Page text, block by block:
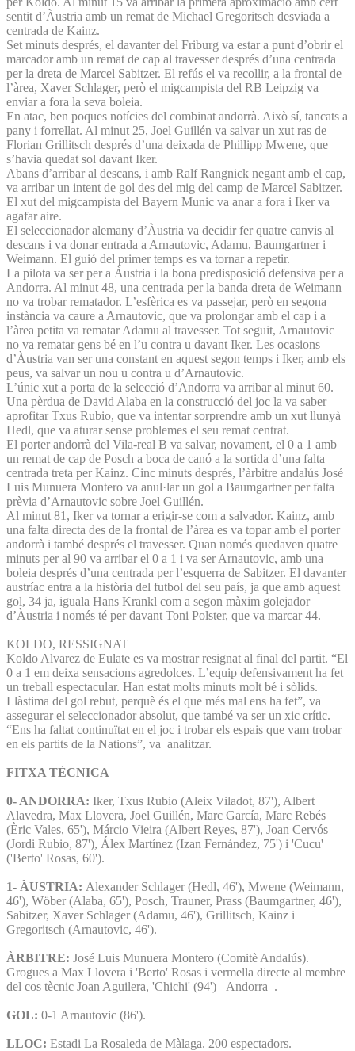
sentit d’Àustria amb un remat de Michael Gregoritsch desviada a
centrada de Kainz.
Set minuts després, el davanter del Friburg va estar a punt d’obrir el
marcador amb un remat de cap al travesser després d’una centrada
per la dreta de Marcel Sabitzer. El refús el va recollir, a la frontal de
l’àrea, Xaver Schlager, però el migcampista del RB Leipzig va
enviar a fora la seva boleia.
En atac, ben poques notícies del combinat andorrà. Això sí, tancats a
pany i forrellat. Al minut 25, Joel Guillén va salvar un xut ras de
Florian Grillitsch després d’una deixada de Phillipp Mwene, que
s’havia quedat sol davant Iker.
Abans d’arribar al descans, i amb Ralf Rangnick negant amb el cap,
va arribar un intent de gol des del mig del camp de Marcel Sabitzer.
El xut del migcampista del Bayern Munic va anar a fora i Iker va
agafar aire.
El seleccionador alemany d’Àustria va decidir fer quatre canvis al
descans i va donar entrada a Arnautovic, Adamu, Baumgartner i
Weimann. El guió del primer temps es va tornar a repetir.
La pilota va ser per a Àustria i la bona predisposició defensiva per a
Andorra. Al minut 48, una centrada per la banda dreta de Weimann
no va trobar rematador. L’esfèrica es va passejar, però en segona
instància va caure a Arnautovic, que va prolongar amb el cap i a
l’àrea petita va rematar Adamu al travesser. Tot seguit, Arnautovic
no va rematar gens bé en l’u contra u davant Iker. Les ocasions
d’Àustria van ser una constant en aquest segon temps i Iker, amb els
peus, va salvar un nou u contra u d’Arnautovic.
L’únic xut a porta de la selecció d’Andorra va arribar al minut 60.
Una pèrdua de David Alaba en la construcció del joc la va saber
aprofitar Txus Rubio, que va intentar sorprendre amb un xut llunyà
Hedl, que va aturar sense problemes el seu remat centrat.
El porter andorrà del Vila-real B va salvar, novament, el 0 a 1 amb
un remat de cap de Posch a boca de canó a la sortida d’una falta
centrada treta per Kainz. Cinc minuts després, l’àrbitre andalús José
Luis Munuera Montero va anul·lar un gol a Baumgartner per falta
prèvia d’Arnautovic sobre Joel Guillén.
Al minut 81, Iker va tornar a erigir-se com a salvador. Kainz, amb
una falta directa des de la frontal de l’àrea es va topar amb el porter
andorrà i també després el travesser. Quan només quedaven quatre
minuts per al 90 va arribar el 0 a 1 i va ser Arnautovic, amb una
boleia després d’una centrada per l’esquerra de Sabitzer. El davanter
austríac entra a la història del futbol del seu país, ja que amb aquest
gol, 34 ja, iguala Hans Krankl com a segon màxim golejador
d’Àustria i només té per davant Toni Polster, que va marcar 44.
KOLDO, RESSIGNAT
Koldo Alvarez de Eulate es va mostrar resignat al final del partit. “El
0 a 1 em deixa sensacions agredolces. L’equip defensivament ha fet
un treball espectacular. Han estat molts minuts molt bé i sòlids.
Llàstima del gol rebut, perquè és el que més mal ens ha fet”, va
assegurar el seleccionador absolut, que també va ser un xic crític.
“Ens ha faltat continuïtat en el joc i trobar els espais que vam trobar
en els partits de la Nations”, va analitzar.
FITXA TÈCNICA
0- ANDORRA: Iker, Txus Rubio (Aleix Viladot, 87'), Albert
Alavedra, Max Llovera, Joel Guillén, Marc García, Marc Rebés
(Èric Vales, 65'), Márcio Vieira (Albert Reyes, 87'), Joan Cervós
(Jordi Rubio, 87'), Álex Martínez (Izan Fernández, 75') i 'Cucu'
('Berto' Rosas, 60').
1- ÀUSTRIA: Alexander Schlager (Hedl, 46'), Mwene (Weimann,
46'), Wöber (Alaba, 65'), Posch, Trauner, Prass (Baumgartner, 46'),
Sabitzer, Xaver Schlager (Adamu, 46'), Grillitsch, Kainz i
Gregoritsch (Arnautovic, 46').
ÀRBITRE: José Luis Munuera Montero (Comitè Andalús).
Grogues a Max Llovera i 'Berto' Rosas i vermella directe al membre
del cos tècnic Joan Aguilera, 'Chichi' (94') –Andorra–.
GOL: 0-1 Arnautovic (86').
LLOC: Estadi La Rosaleda de Màlaga. 200 espectadors.